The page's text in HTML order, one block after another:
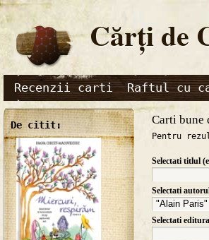
Cărţi de
Recenzii carti Raftul cu
De citit: Carti bune
Pentru
Selectati titlul
Selectati
Selectati editura